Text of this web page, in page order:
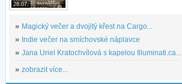
28.07.
» Magický večer a dvojitý křest na Cargo...
» Indie večer na smíchovské náplavce
» Jana Uriel Kratochvílová s kapelou Illuminati.ca...
» zobrazit více...